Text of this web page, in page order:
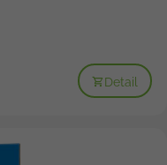
Detail